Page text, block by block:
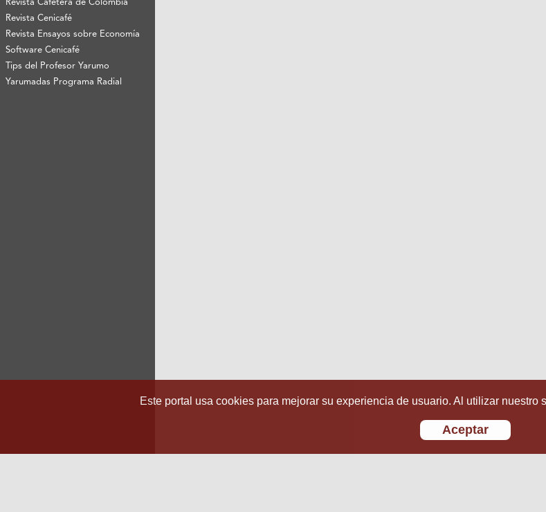
Revista Cafetera de Colombia
Revista Cenicafé
Revista Ensayos sobre Economía
Software Cenicafé
Tips del Profesor Yarumo
Yarumadas Programa Radial
Este portal usa cookies para mejorar su experiencia de usuario. Al utilizar
Aceptar